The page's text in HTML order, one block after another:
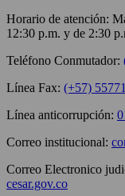
Horario de atención:
12:30 p.m. y de 2:30
Teléfono Conmutador:
Línea Fax: (+57)
Línea anticorrupción:
Correo institucional:
Correo Electronico
cesar.gov.co